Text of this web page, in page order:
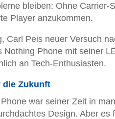
bleiben: Ohne Carrier-
Player anzukommen.
Carl Peis neuer Versuch
Nothing Phone mit seiner
an Tech-Enthusiasten.
die Zukunft
war seiner Zeit in
Design. Aber